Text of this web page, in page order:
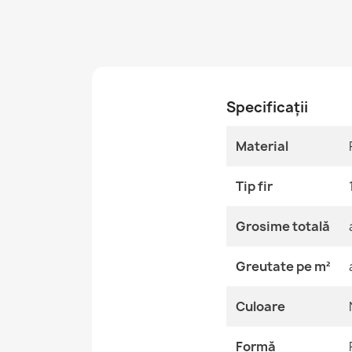
Specificații
Material
Tip fir
Grosime totală
Greutate pe m²
Culoare
Formă